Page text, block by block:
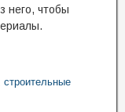
него, чтобы
строительные